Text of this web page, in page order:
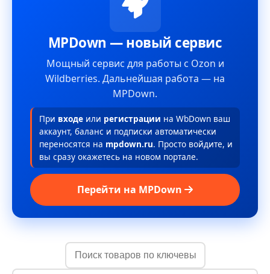
MPDown — новый сервис
Мощный сервис для работы с Ozon и
Wildberries. Дальнейшая работа — на
MPDown.
При входе или регистрации на WbDown ваш
аккаунт, баланс и подписки автоматически
переносятся на mpdown.ru. Просто войдите, и
вы сразу окажетесь на новом портале.
Перейти на MPDown